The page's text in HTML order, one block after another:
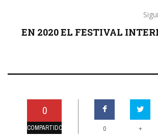
EN 2020 EL FESTIVAL
0
COMPARTIDO 0 +